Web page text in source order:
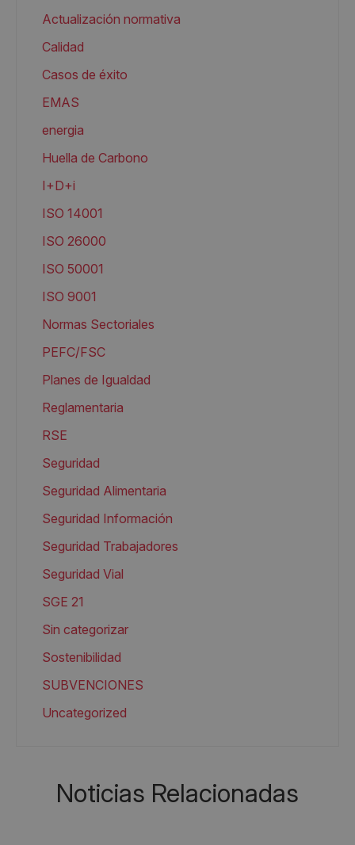
Actualización normativa
Calidad
Casos de éxito
EMAS
energia
Huella de Carbono
I+D+i
ISO 14001
ISO 26000
ISO 50001
ISO 9001
Normas Sectoriales
PEFC/FSC
Planes de Igualdad
Reglamentaria
RSE
Seguridad
Seguridad Alimentaria
Seguridad Información
Seguridad Trabajadores
Seguridad Vial
SGE 21
Sin categorizar
Sostenibilidad
SUBVENCIONES
Uncategorized
Noticias Relacionadas